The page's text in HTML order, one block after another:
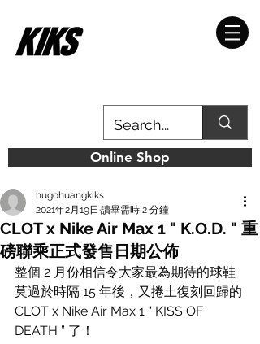
Online Shop
CLOT x Nike Air Max 1 " K.O.D. " 重
磅聯乘正式發售日期公佈
hugohuangkiks
2021年2月19日 讀畢需時 2 分鐘
整個 2 月份相信令大家最為期待的球鞋
莫過於時隔 15 年後，又捲土復刻回歸的
CLOT x Nike Air Max 1 “ KISS OF
DEATH ” 了！